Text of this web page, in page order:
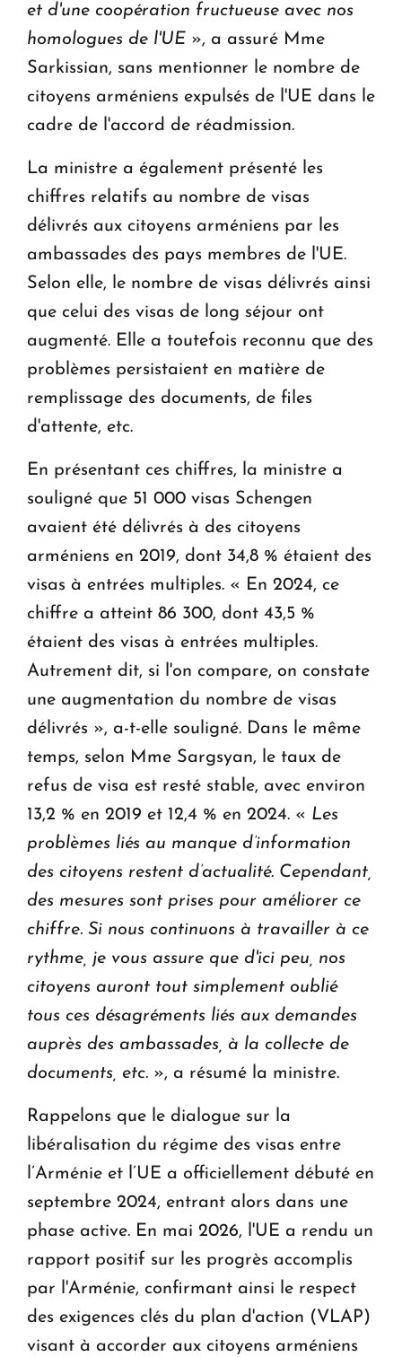
et d'une coopération fructueuse avec nos
homologues de l'UE », a assuré Mme
Sarkissian, sans mentionner le nombre de
citoyens arméniens expulsés de l'UE dans le
cadre de l'accord de réadmission.
La ministre a également présenté les
chiffres relatifs au nombre de visas
délivrés aux citoyens arméniens par les
ambassades des pays membres de l'UE.
Selon elle, le nombre de visas délivrés ainsi
que celui des visas de long séjour ont
augmenté. Elle a toutefois reconnu que des
problèmes persistaient en matière de
remplissage des documents, de files
d'attente, etc.
En présentant ces chiffres, la ministre a
souligné que 51 000 visas Schengen
avaient été délivrés à des citoyens
arméniens en 2019, dont 34,8 % étaient des
visas à entrées multiples. « En 2024, ce
chiffre a atteint 86 300, dont 43,5 %
étaient des visas à entrées multiples.
Autrement dit, si l'on compare, on constate
une augmentation du nombre de visas
délivrés », a-t-elle souligné. Dans le même
temps, selon Mme Sargsyan, le taux de
refus de visa est resté stable, avec environ
13,2 % en 2019 et 12,4 % en 2024. « Les
problèmes liés au manque d’information
des citoyens restent d’actualité. Cependant,
des mesures sont prises pour améliorer ce
chiffre. Si nous continuons à travailler à ce
rythme, je vous assure que d'ici peu, nos
citoyens auront tout simplement oublié
tous ces désagréments liés aux demandes
auprès des ambassades, à la collecte de
documents, etc. », a résumé la ministre.
Rappelons que le dialogue sur la
libéralisation du régime des visas entre
l’Arménie et l’UE a officiellement débuté en
septembre 2024, entrant alors dans une
phase active. En mai 2026, l'UE a rendu un
rapport positif sur les progrès accomplis
par l'Arménie, confirmant ainsi le respect
des exigences clés du plan d'action (VLAP)
visant à accorder aux citoyens arméniens